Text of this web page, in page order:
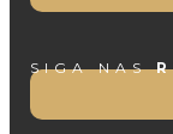
SIGA NAS